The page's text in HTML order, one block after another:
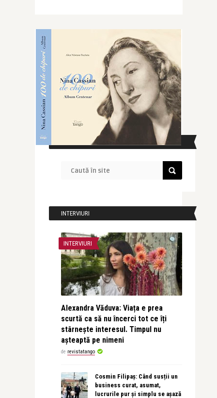
CAUTĂ ÎN SITE
INTERVIURI
INTERVIURI
Alexandra Văduva: Viața e prea
scurtă ca să nu încerci tot ce îți
stârnește interesul. Timpul nu
așteaptă pe nimeni
de revistatango
Cosmin Filipaș: Când susții un
business curat, asumat,
lucrurile pur și simplu se așază